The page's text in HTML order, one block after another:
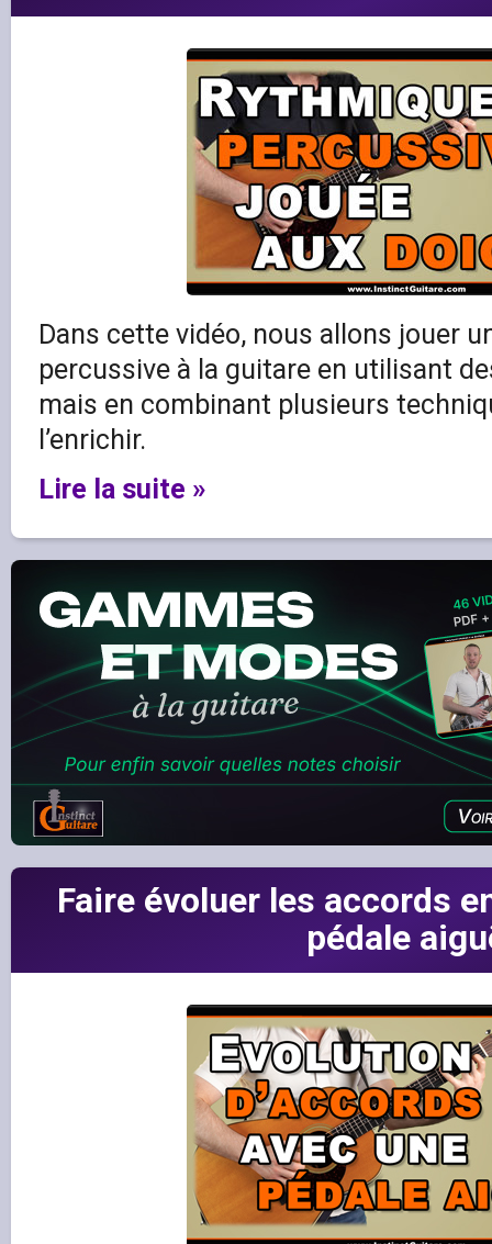
Dans cette vidéo, nous allons jouer
percussive à la guitare en utilisant
mais en combinant plusieurs
l’enrichir.
Lire la suite »
Faire évoluer les accords
pédale